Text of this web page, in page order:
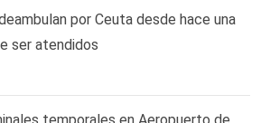
por Ceuta desde hace una
ser atendidos